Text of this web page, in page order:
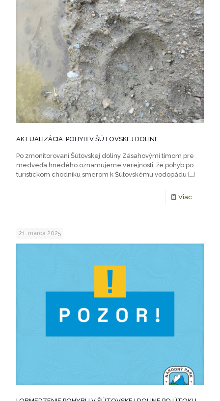
AKTUALIZÁCIA: POHYB V ŠÚTOVSKEJ DOLINE
Po zmonitorovaní Šútovskej doliny Zásahovými tímom pre
medveďa hnedého oznamujeme verejnosti, že pohyb po
turistickom chodníku smerom k Šútovskému vodopádu […]
Viac...
21. marca 2025